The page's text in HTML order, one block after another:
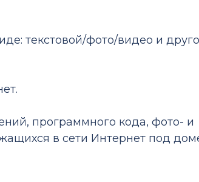
текстовой/фото/видео и
программного кода, фото- и
в сети Интернет под